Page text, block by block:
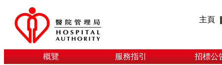
主頁
概覽 服務指引 招標公